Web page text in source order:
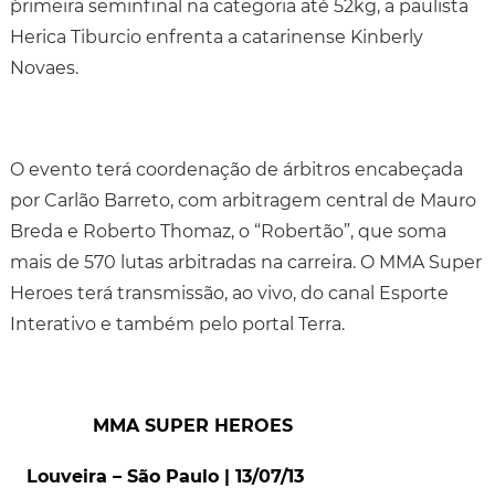
´primeira seminfinal na categoria até 52kg, a paulista
Herica Tiburcio enfrenta a catarinense Kinberly
Novaes.
O evento terá coordenação de árbitros encabeçada
por Carlão Barreto, com arbitragem central de Mauro
Breda e Roberto Thomaz, o “Robertão”, que soma
mais de 570 lutas arbitradas na carreira. O MMA Super
Heroes terá transmissão, ao vivo, do canal Esporte
Interativo e também pelo portal Terra.
MMA SUPER HEROES
Louveira – São Paulo | 13/07/13